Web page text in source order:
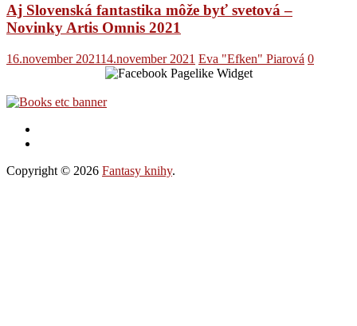
Aj Slovenská fantastika môže byť svetová –
Novinky Artis Omnis 2021
16.november 202114.november 2021 Eva "Efken" Piarová 0
Copyright © 2026 Fantasy knihy.